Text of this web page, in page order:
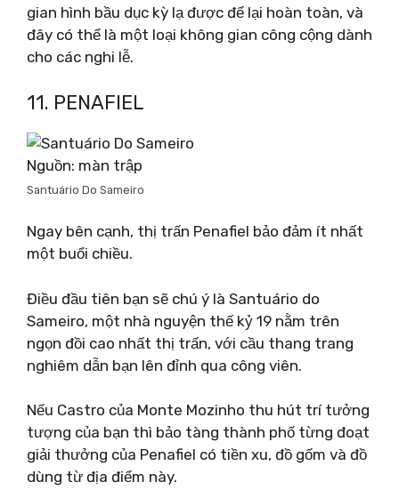
gian hình bầu dục kỳ lạ được để lại hoàn toàn, và
đây có thể là một loại không gian công cộng dành
cho các nghi lễ.
11. PENAFIEL
Nguồn: màn trập
Santuário Do Sameiro
Ngay bên cạnh, thị trấn Penafiel bảo đảm ít nhất
một buổi chiều.
Điều đầu tiên bạn sẽ chú ý là Santuário do
Sameiro, một nhà nguyện thế kỷ 19 nằm trên
ngọn đồi cao nhất thị trấn, với cầu thang trang
nghiêm dẫn bạn lên đỉnh qua công viên.
Nếu Castro của Monte Mozinho thu hút trí tưởng
tượng của bạn thì bảo tàng thành phố từng đoạt
giải thưởng của Penafiel có tiền xu, đồ gốm và đồ
dùng từ địa điểm này.